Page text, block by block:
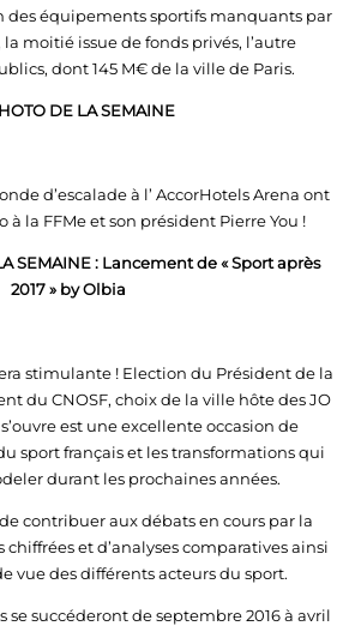
des équipements sportifs manquants par
la moitié issue de fonds privés, l’autre
dont 145 M€ de la ville de Paris.
DE LA SEMAINE
d’escalade à l’ AccorHotels Arena ont
à la FFMe et son président Pierre You !
SEMAINE : Lancement de « Sport après
2017 » by Olbia
stimulante ! Election du Président de la
du CNOSF, choix de la ville hôte des JO
est une excellente occasion de
sport français et les transformations qui
durant les prochaines années.
de contribuer aux débats en cours par la
et d’analyses comparatives ainsi
vue des différents acteurs du sport.
succéderont de septembre 2016 à avril